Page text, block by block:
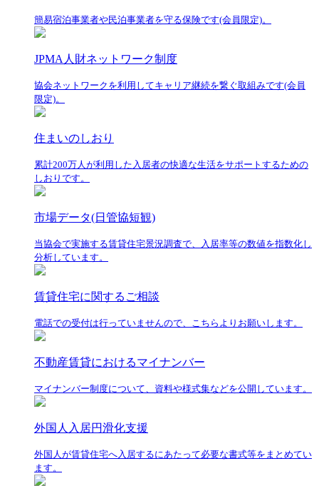
簡易宿泊事業者や民泊事業者を守る保険です(会員限定)。
JPMA人財ネットワーク制度
協会ネットワークを利用してキャリア継続を繋ぐ取組みです(会員
限定)。
住まいのしおり
累計200万人が利用した入居者の快適な生活をサポートするための
しおりです。
市場データ(日管協短観)
当協会で実施する賃貸住宅景況調査で、入居率等の数値を指数化し
分析しています。
賃貸住宅に関するご相談
電話での受付は行っていませんので、こちらよりお願いします。
不動産賃貸におけるマイナンバー
マイナンバー制度について、資料や様式集などを公開しています。
外国人入居円滑化支援
外国人が賃貸住宅へ入居するにあたって必要な書式等をまとめてい
ます。